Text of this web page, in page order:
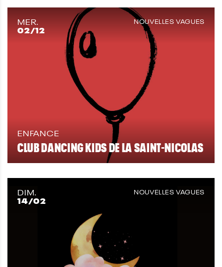
MER.
02/12
NOUVELLES VAGUES
ENFANCE
CLUB DANCING KIDS DE LA SAINT-NICOLAS
DIM.
14/02
NOUVELLES VAGUES